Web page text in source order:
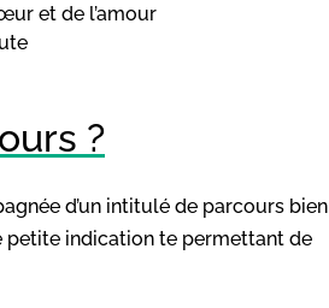
et de l’amour
?
d’un intitulé de parcours bien
petite indication te permettant de